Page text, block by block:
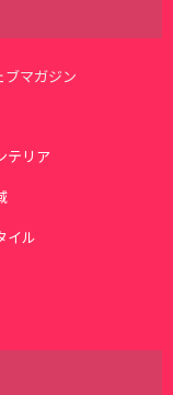
マガジン
テリア
イル